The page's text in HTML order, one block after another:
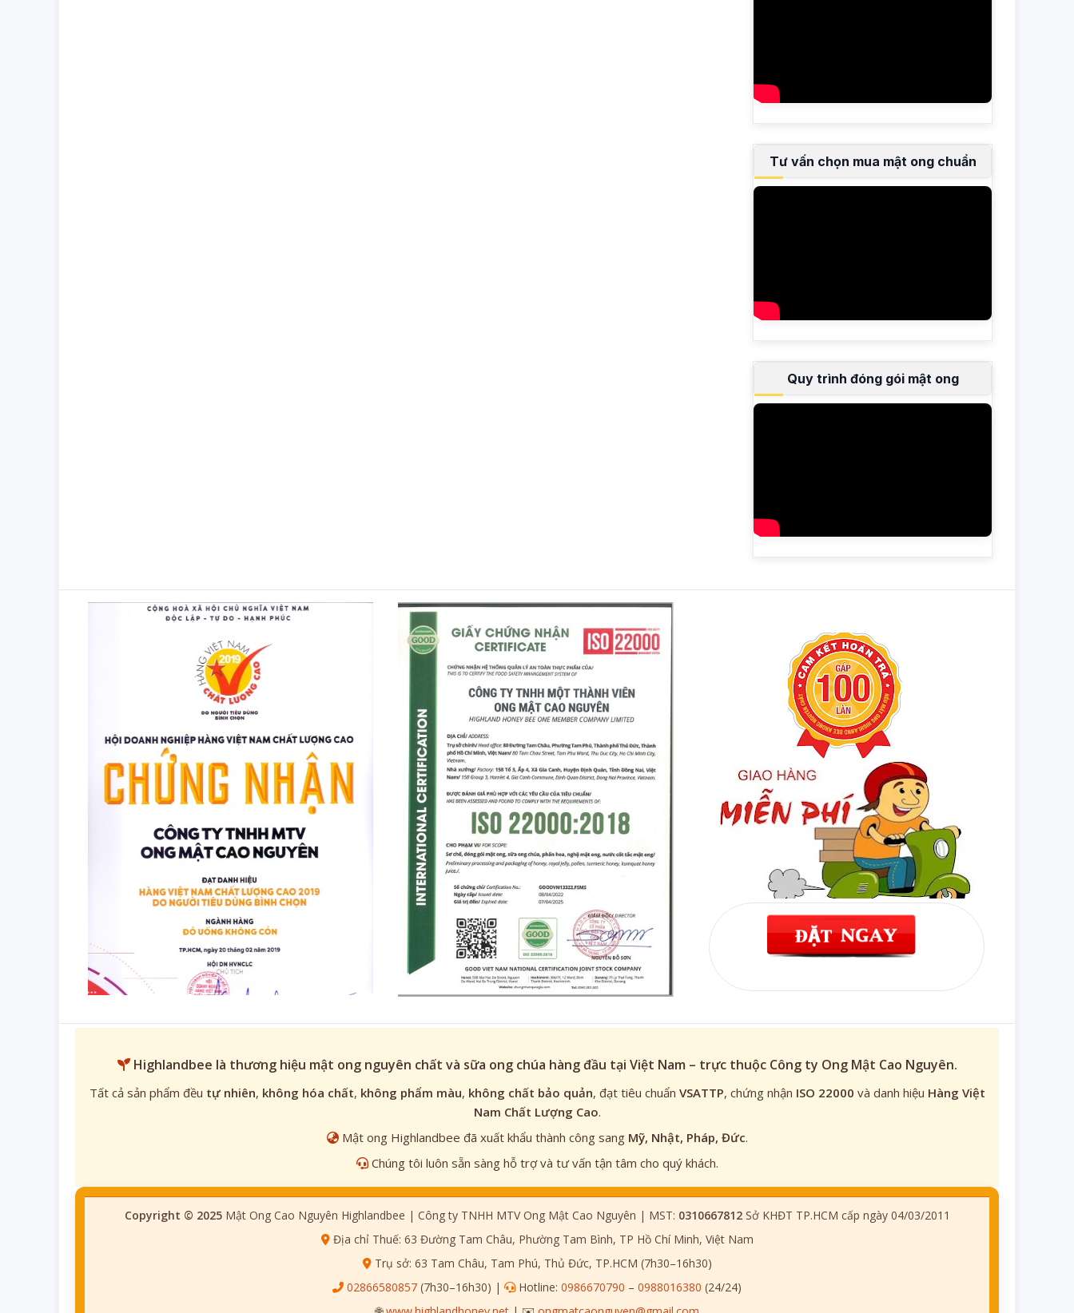
Tư vấn chọn mua mật ong chuẩn
Quy trình đóng gói mật ong
Highlandbee là thương hiệu mật ong nguyên chất và sữa ong chúa hàng đầu tại Việt Nam – trực thuộc Công ty Ong Mật Cao Nguyên.
Tất cả sản phẩm đều tự nhiên, không hóa chất, không phẩm màu, không chất bảo quản, đạt tiêu chuẩn VSATTP, chứng nhận ISO 22000 và danh hiệu Hàng Việt
Nam Chất Lượng Cao.
Mật ong Highlandbee đã xuất khẩu thành công sang Mỹ, Nhật, Pháp, Đức.
Chúng tôi luôn sẵn sàng hỗ trợ và tư vấn tận tâm cho quý khách.
Copyright © 2025Mật Ong Cao Nguyên Highlandbee | Công ty TNHH MTV Ong Mật Cao Nguyên | MST: 0310667812Sở KHĐT TP.HCM cấp ngày 04/03/2011
Địa chỉ Thuế: 63 Đường Tam Châu, Phường Tam Bình, TP Hồ Chí Minh, Việt Nam
Trụ sở: 63 Tam Châu, Tam Phú, Thủ Đức, TP.HCM (7h30–16h30)
02866580857 (7h30–16h30) | Hotline: 0986670790 – 0988016380 (24/24)